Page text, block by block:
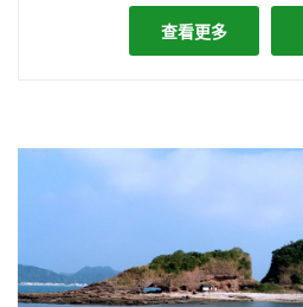
查看更多